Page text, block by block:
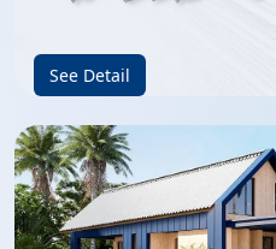
See Detail